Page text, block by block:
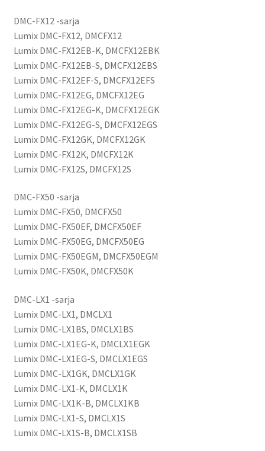
DMC-FX12 -sarja
Lumix DMC-FX12, DMCFX12
Lumix DMC-FX12EB-K, DMCFX12EBK
Lumix DMC-FX12EB-S, DMCFX12EBS
Lumix DMC-FX12EF-S, DMCFX12EFS
Lumix DMC-FX12EG, DMCFX12EG
Lumix DMC-FX12EG-K, DMCFX12EGK
Lumix DMC-FX12EG-S, DMCFX12EGS
Lumix DMC-FX12GK, DMCFX12GK
Lumix DMC-FX12K, DMCFX12K
Lumix DMC-FX12S, DMCFX12S
DMC-FX50 -sarja
Lumix DMC-FX50, DMCFX50
Lumix DMC-FX50EF, DMCFX50EF
Lumix DMC-FX50EG, DMCFX50EG
Lumix DMC-FX50EGM, DMCFX50EGM
Lumix DMC-FX50K, DMCFX50K
DMC-LX1 -sarja
Lumix DMC-LX1, DMCLX1
Lumix DMC-LX1BS, DMCLX1BS
Lumix DMC-LX1EG-K, DMCLX1EGK
Lumix DMC-LX1EG-S, DMCLX1EGS
Lumix DMC-LX1GK, DMCLX1GK
Lumix DMC-LX1-K, DMCLX1K
Lumix DMC-LX1K-B, DMCLX1KB
Lumix DMC-LX1-S, DMCLX1S
Lumix DMC-LX1S-B, DMCLX1SB